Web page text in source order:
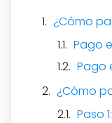
¿Cómo
Pago
Pago
¿Cómo
Paso